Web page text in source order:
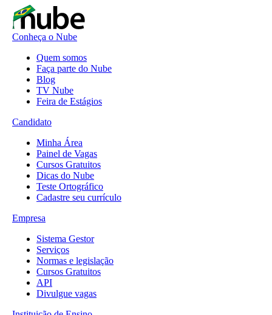
Conheça o Nube
Quem somos
Faça parte do Nube
Blog
TV Nube
Feira de Estágios
Candidato
Minha Área
Painel de Vagas
Cursos Gratuitos
Dicas do Nube
Teste Ortográfico
Cadastre seu currículo
Empresa
Sistema Gestor
Serviços
Normas e legislação
Cursos Gratuitos
API
Divulgue vagas